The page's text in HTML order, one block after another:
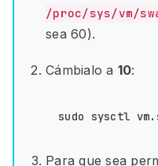
/proc/sys/vm/
sea 60).
Cámbialo a 10:
Para que sea